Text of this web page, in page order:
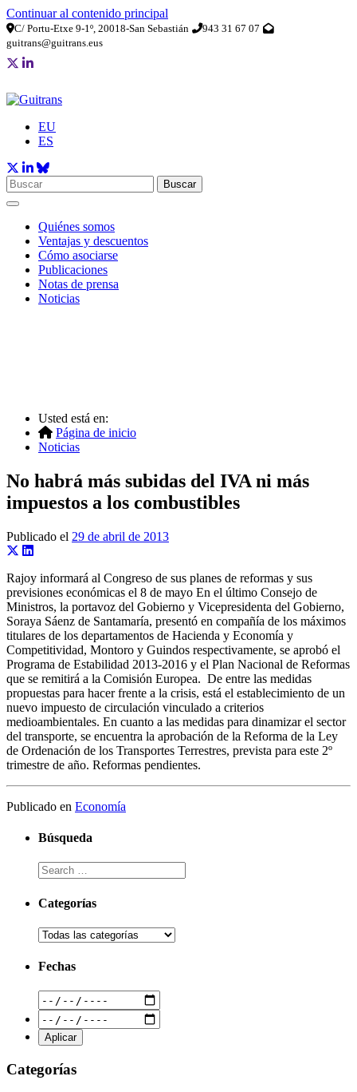
Continuar al contenido principal
C/ Portu-Etxe 9-1º, 20018-San Sebastián
943 31 67 07
guitrans@guitrans.eus
EU
ES
Buscar
Quiénes somos
Ventajas y descuentos
Cómo asociarse
Publicaciones
Notas de prensa
Noticias
Usted está en:
Página de inicio
Noticias
No habrá más subidas del IVA ni más
impuestos a los combustibles
Publicado el 29 de abril de 2013
Rajoy informará al Congreso de sus planes de reformas y sus
previsiones económicas el 8 de mayo En el último Consejo de
Ministros, la portavoz del Gobierno y Vicepresidenta del Gobierno,
Soraya Sáenz de Santamaría, presentó en compañía de los máximos
titulares de los departamentos de Hacienda y Economía y
Competitividad, Montoro y Guindos respectivamente, se aprobó el
Programa de Estabilidad 2013-2016 y el Plan Nacional de Reformas
que se remitirá a la Comisión Europea. De entre las medidas
propuestas para hacer frente a la crisis, está el establecimiento de un
nuevo impuesto de circulación vinculado a criterios
medioambientales. En cuanto a las medidas para dinamizar el sector
del transporte, se encuentra la aprobación de la Reforma de la Ley
de Ordenación de los Transportes Terrestres, prevista para este 2º
trimestre de año. Reformas pendientes.
Publicado en Economía
Búsqueda
Categorías
Fechas
Categorías